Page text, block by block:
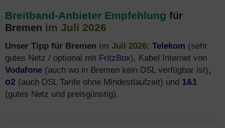
Breitband-Anbieter Empfehlung für
Bremen im Juli 2026
Unser Tipp für Bremen im Juli 2026: Telekom (sehr
gutes Netz / optional mit FritzBox), Kabel Internet von
Vodafone (auch wo in Bremen kein DSL verfügbar ist),
o2 (auch DSL Tarife ohne Mindestlaufzeit) und 1&1
(gutes Netz und preisgünstig).